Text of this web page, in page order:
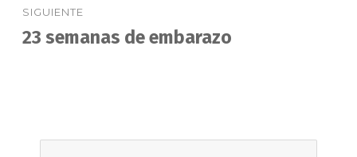
SIGUIENTE
Entrada
23 semanas de embarazo